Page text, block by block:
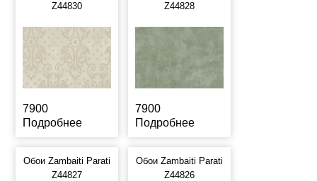
Z44830
7900
Подробнее
Z44828
7900
Подробнее
Обои Zambaiti Parati
Z44827
Обои Zambaiti Parati
Z44826